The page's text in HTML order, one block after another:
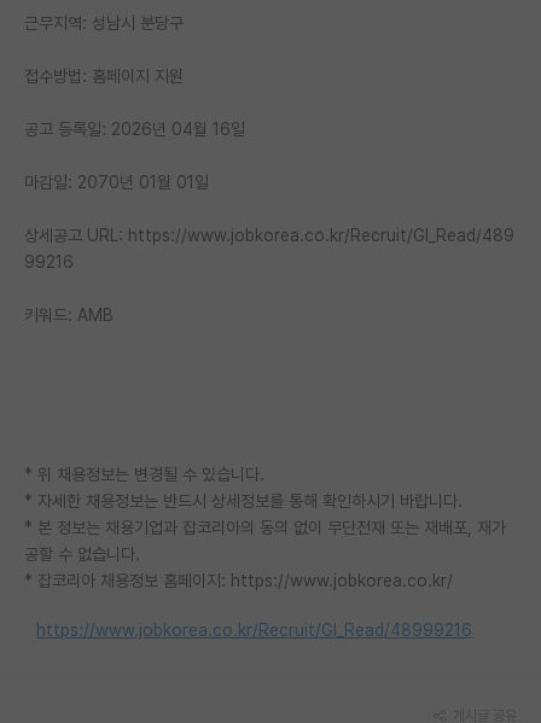
장학금/장학생 게시판
학술 정보 게시판
홍보 게시판
커리어
유학교육
반도체 아카데미
근무지역: 성남시 분당구
접수방법: 홈페이지 지원
공고 등록일: 2026년 04월 16일
마감일: 2070년 01월 01일
상세공고 URL: https://www.jobkorea.co.kr/Recruit/GI_Read/489
99216
키워드: AMB
* 위 채용정보는 변경될 수 있습니다.
* 자세한 채용정보는 반드시 상세정보를 통해 확인하시기 바랍니다.
* 본 정보는 채용기업과 잡코리아의 동의 없이 무단전재 또는 재배포, 재가
공할 수 없습니다.
* 잡코리아 채용정보 홈페이지: https://www.jobkorea.co.kr/
https://www.jobkorea.co.kr/Recruit/GI_Read/48999216